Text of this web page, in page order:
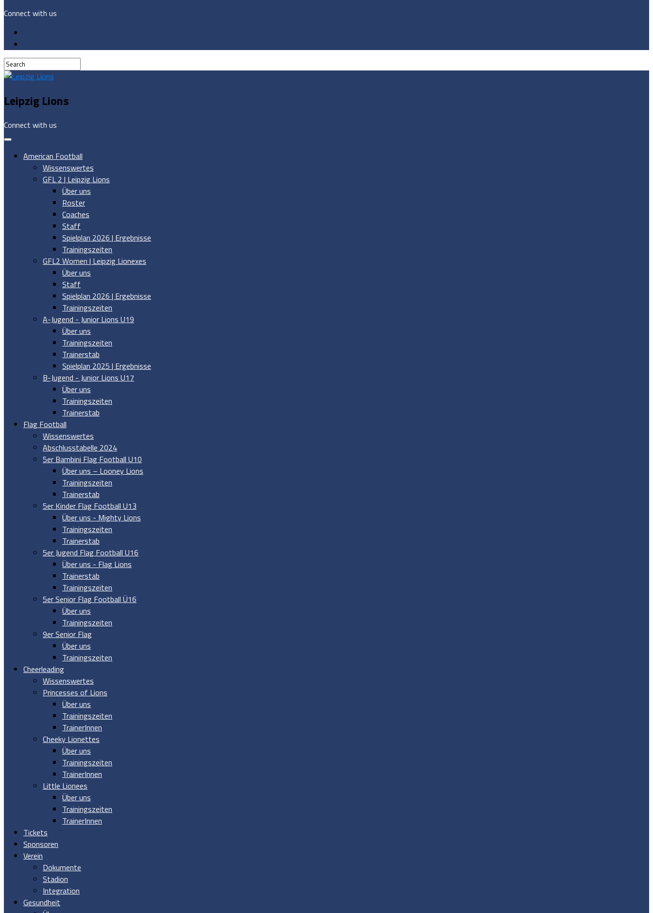
Connect with us
Leipzig Lions
Connect with us
American Football
Wissenswertes
GFL 2 | Leipzig Lions
Über uns
Roster
Coaches
Staff
Spielplan 2026 | Ergebnisse
Trainingszeiten
GFL2 Women | Leipzig Lionexes
Über uns
Staff
Spielplan 2026 | Ergebnisse
Trainingszeiten
A-Jugend - Junior Lions U19
Über uns
Trainingszeiten
Trainerstab
Spielplan 2025 | Ergebnisse
B-Jugend - Junior Lions U17
Über uns
Trainingszeiten
Trainerstab
Flag Football
Wissenswertes
Abschlusstabelle 2024
5er Bambini Flag Football U10
Über uns – Looney Lions
Trainingszeiten
Trainerstab
5er Kinder Flag Football U13
Über uns - Mighty Lions
Trainingszeiten
Trainerstab
5er Jugend Flag Football U16
Über uns - Flag Lions
Trainerstab
Trainingszeiten
5er Senior Flag Football Ü16
Über uns
Trainingszeiten
9er Senior Flag
Über uns
Trainingszeiten
Cheerleading
Wissenswertes
Princesses of Lions
Über uns
Trainingszeiten
TrainerInnen
Cheeky Lionettes
Über uns
Trainingszeiten
TrainerInnen
Little Lionees
Über uns
Trainingszeiten
TrainerInnen
Tickets
Sponsoren
Verein
Dokumente
Stadion
Integration
Gesundheit